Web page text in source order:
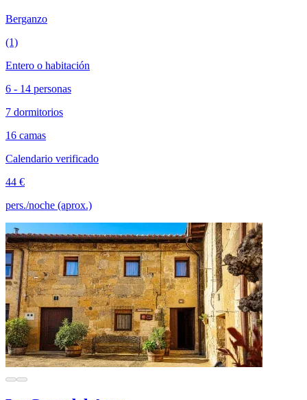
Berganzo
(1)
Entero o habitación
6 - 14 personas
7 dormitorios
16 camas
Calendario verificado
44 €
pers./noche (aprox.)